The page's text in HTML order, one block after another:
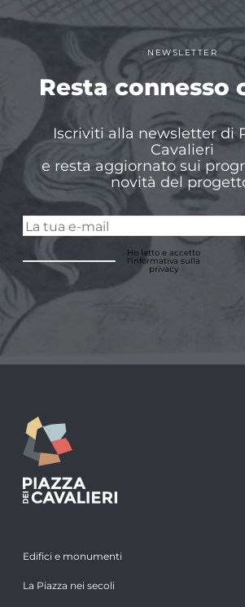
NEWSLETTER
Resta connesso
Iscriviti alla newsletter di
Cavalieri
e resta aggiornato sui
novità del
Ho letto e accetto
l'informativa sulla
privacy
Edifici e monumenti
La Piazza nei secoli